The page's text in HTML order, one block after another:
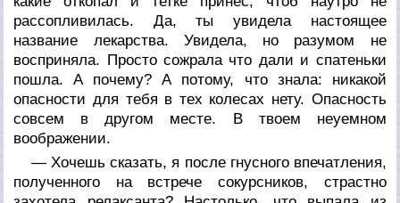
рассопливилась. Да, ты увидела настоящее
название лекарства. Увидела, но разумом не
восприняла. Просто сожрала что дали и спатеньки
пошла. А почему? А потому, что знала: никакой
опасности для тебя в тех колесах нету. Опасность
совсем в другом месте. В твоем неуемном
воображении.
— Хочешь сказать, я после гнусного впечатления,
полученного на встрече сокурсников, страстно